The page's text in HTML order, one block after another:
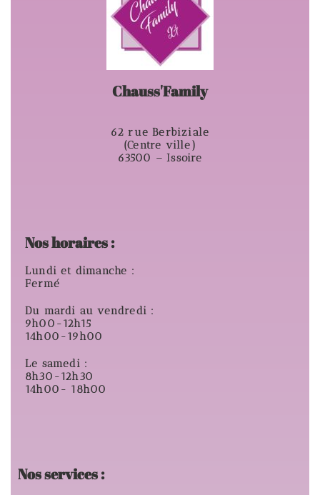
Chauss'Family
62 rue Berbiziale
(Centre ville)
63500 – Issoire
Nos horaires :
Lundi et dimanche :
Fermé
Du mardi au vendredi :
9h00-12h15
14h00-19h00
Le samedi :
8h30-12h30
14h00- 18h00
Nos services :